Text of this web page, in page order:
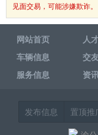
见面交易，可能涉嫌欺诈。
网站首页 人
车辆信息
交
服务信息
资
发布信息 置顶推